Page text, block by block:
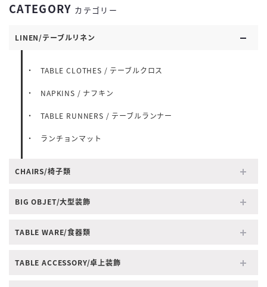
CATEGORY カテゴリー
LINEN/テーブルリネン
TABLE CLOTHES / テーブルクロス
NAPKINS / ナフキン
TABLE RUNNERS / テーブルランナー
ランチョンマット
CHAIRS/椅子類
BIG OBJET/大型装飾
TABLE WARE/食器類
TABLE ACCESSORY/卓上装飾